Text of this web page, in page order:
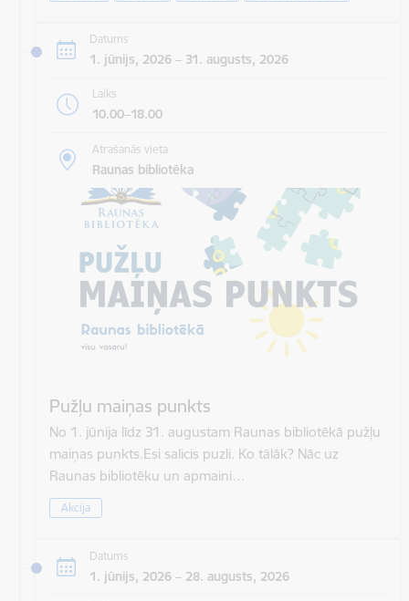
Datums
1. jūnijs, 2026 – 31. augusts, 2026
Laiks
10.00–18.00
Atrašanās vieta
Raunas bibliotēka
Pužļu maiņas punkts
No 1. jūnija līdz 31. augustam Raunas bibliotēkā pužļu
maiņas punkts.Esi salicis puzli. Ko tālāk? Nāc uz
Raunas bibliotēku un apmaini…
Akcija
Datums
1. jūnijs, 2026 – 28. augusts, 2026